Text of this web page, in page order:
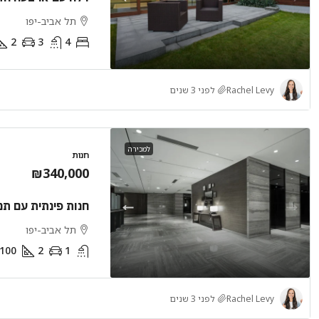
תל אביב-יפו
4
3
2
Rachel Levy לפני 3 שנים
למכירה חנות
₪340,000
חנות פינתית עם
תל אביב-יפו
1
2
Rachel Levy לפני 3 שנים
₪410,000
חיפה
4
3
בית חד